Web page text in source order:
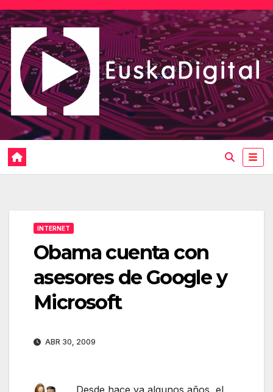
Saltar
al
contenido
INTERNET
Obama cuenta con
asesores de Google y
Microsoft
ABR 30, 2009